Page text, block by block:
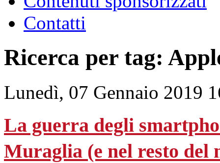
Contatti
Ricerca per tag:
Lunedì, 07 Gennaio 2019
La guerra degli
Muraglia (e nel resto del